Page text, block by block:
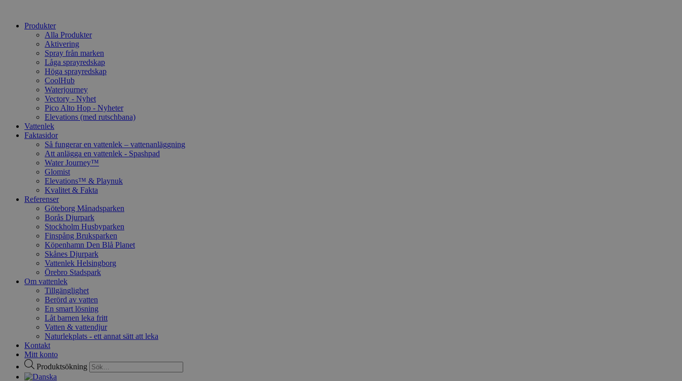
Produkter
Alla Produkter
Aktivering
Spray från marken
Låga sprayredskap
Höga sprayredskap
CoolHub
Waterjourney
Vectory - Nyhet
Pico Alto Hop - Nyheter
Elevations (med rutschbana)
Vattenlek
Faktasidor
Så fungerar en vattenlek – vattenanläggning
Att anlägga en vattenlek - Spashpad
Water Journey™
Glomist
Elevations™ & Playnuk
Kvalitet & Fakta
Referenser
Göteborg Månadsparken
Borås Djurpark
Stockholm Husbyparken
Finspång Bruksparken
Köpenhamn Den Blå Planet
Skånes Djurpark
Vattenlek Helsingborg
Örebro Stadspark
Om vattenlek
Tillgänglighet
Berörd av vatten
En smart lösning
Låt barnen leka fritt
Vatten & vattendjur
Naturlekplats - ett annat sätt att leka
Kontakt
Mitt konto
Produktsökning